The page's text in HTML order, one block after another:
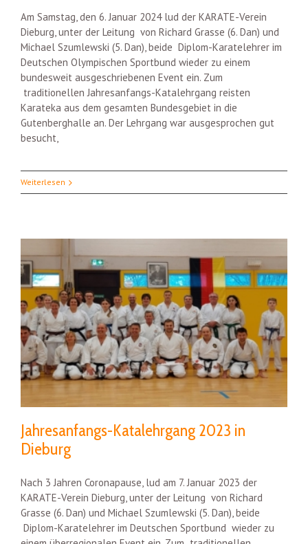
Am Samstag, den 6. Januar 2024 lud der KARATE-Verein
Dieburg, unter der Leitung von Richard Grasse (6. Dan) und
Michael Szumlewski (5. Dan), beide Diplom-Karatelehrer im
Deutschen Olympischen Sportbund wieder zu einem
bundesweit ausgeschriebenen Event ein. Zum
traditionellen Jahresanfangs-Katalehrgang reisten
Karateka aus dem gesamten Bundesgebiet in die
Gutenberghalle an. Der Lehrgang war ausgesprochen gut
besucht,
Weiterlesen
Jahresanfangs-Katalehrgang 2023 in
Dieburg
Nach 3 Jahren Coronapause, lud am 7. Januar 2023 der
KARATE-Verein Dieburg, unter der Leitung von Richard
Grasse (6. Dan) und Michael Szumlewski (5. Dan), beide
Diplom-Karatelehrer im Deutschen Sportbund wieder zu